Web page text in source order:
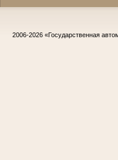
2006-2026 «Государственная